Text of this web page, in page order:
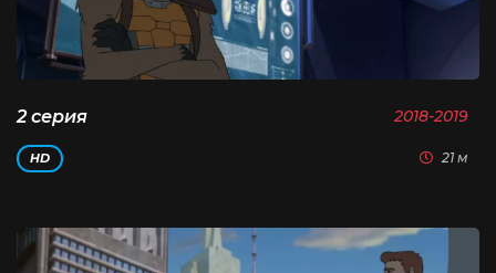
2 серия 2018-2019
HD 21 м